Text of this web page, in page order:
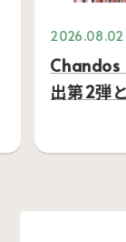
2026.08.02
Chandos
出第2弾